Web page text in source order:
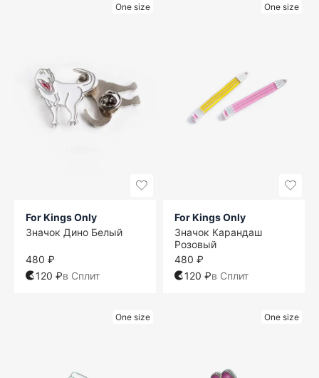
One size
For Kings Only
Значок Дино Белый
480 ₽
120 ₽в Сплит
One size
For Kings Only
Значок Карандаш
Розовый
480 ₽
120 ₽в Сплит
One size One size